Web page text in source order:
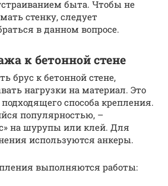
быта. Чтобы не
стенку, следует
в данном вопросе.
к бетонной стене
брус к бетонной стене,
нагрузки на материал. Это
способа крепления.
популярностью, –
на шурупы или клей. Для
используются анкеры.
выполняются работы: